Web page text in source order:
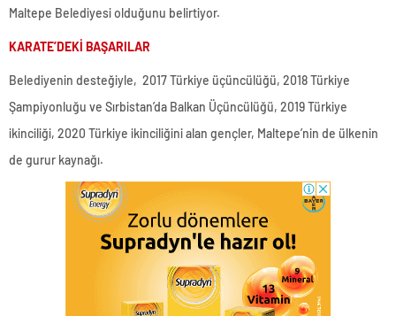
Maltepe Belediyesi olduğunu belirtiyor.
KARATE’DEKİ BAŞARILAR
Belediyenin desteğiyle, 2017 Türkiye üçüncülüğü, 2018 Türkiye
Şampiyonluğu ve Sırbistan’da Balkan Üçüncülüğü, 2019 Türkiye
ikinciliği, 2020 Türkiye ikinciliğini alan gençler, Maltepe’nin de ülkenin
de gurur kaynağı.